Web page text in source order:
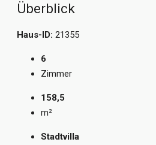
Überblick
Haus-ID: 21355
6
Zimmer
158,5
m²
Stadtvilla